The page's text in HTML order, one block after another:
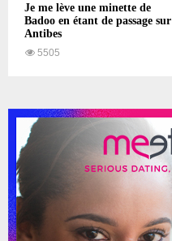
Je me lève une minette de
Badoo en étant de passage sur
Antibes
5505